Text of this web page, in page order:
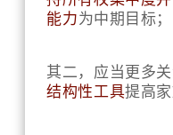
能力为中期目标；
其二，应当更多
结构性工具提高